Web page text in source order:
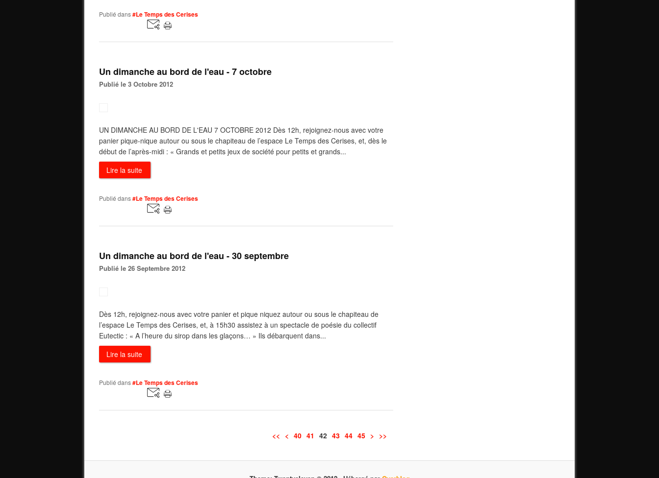
Publié dans#Le Temps des Cerises
Un dimanche au bord de l'eau - 7 octobre
Publié le 3 Octobre 2012
UN DIMANCHE AU BORD DE L'EAU 7 OCTOBRE 2012 Dès 12h, rejoignez-nous avec votre
panier pique-nique autour ou sous le chapiteau de l’espace Le Temps des Cerises, et, dès le
début de l’après-midi : « Grands et petits jeux de société pour petits et grands...
Lire la suite
Publié dans#Le Temps des Cerises
Un dimanche au bord de l'eau - 30 septembre
Publié le 26 Septembre 2012
Dès 12h, rejoignez-nous avec votre panier et pique niquez autour ou sous le chapiteau de
l’espace Le Temps des Cerises, et, à 15h30 assistez à un spectacle de poésie du collectif
Eutectic : « A l’heure du sirop dans les glaçons… » Ils débarquent dans...
Lire la suite
Publié dans#Le Temps des Cerises
<< < 10
20
30
40 41 42 43 44 45 > >>